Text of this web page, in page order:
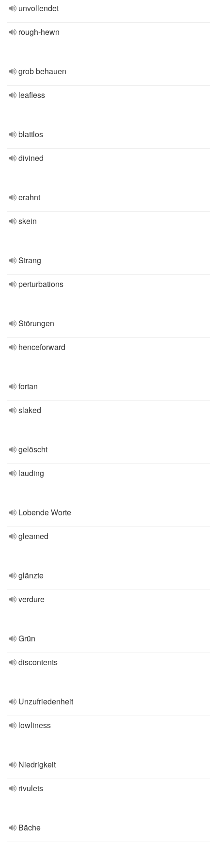
unvollendet
rough-hewn
grob behauen
leafless
blattlos
divined
erahnt
skein
Strang
perturbations
Störungen
henceforward
fortan
slaked
gelöscht
lauding
Lobende Worte
gleamed
glänzte
verdure
Grün
discontents
Unzufriedenheit
lowliness
Niedrigkeit
rivulets
Bäche